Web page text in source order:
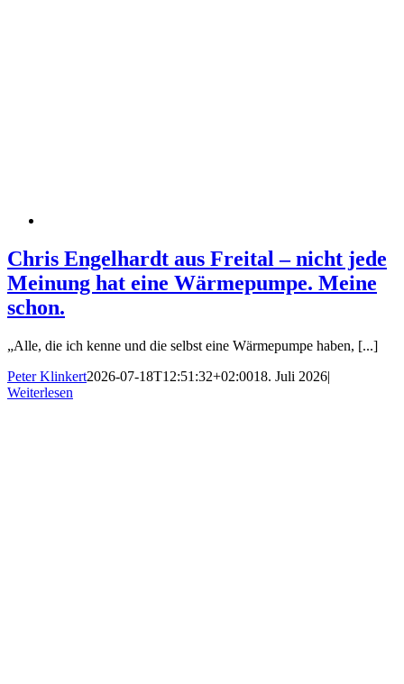
Chris Engelhardt aus Freital – nicht jede
Meinung hat eine Wärmepumpe. Meine
schon.
„Alle, die ich kenne und die selbst eine Wärmepumpe haben, [...]
Peter Klinkert2026-07-18T12:51:32+02:0018. Juli 2026|
Weiterlesen